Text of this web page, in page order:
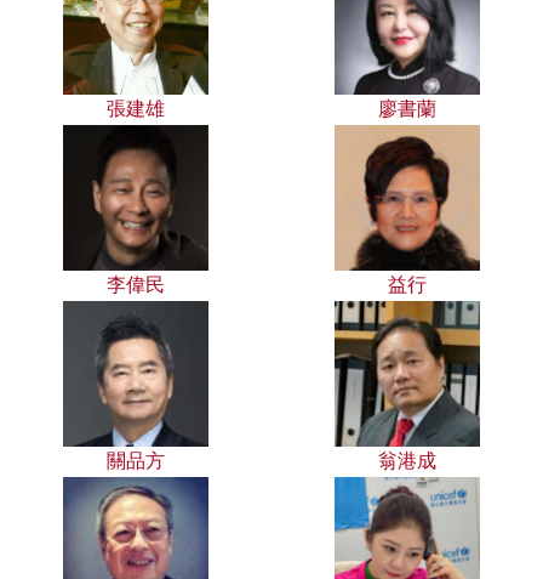
張建雄 廖書蘭
李偉民 益行
關品方 翁港成